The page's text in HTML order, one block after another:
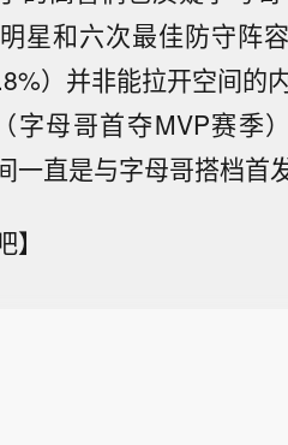
星和六次最佳防守阵
）并非能拉开空间的
字母哥首夺MVP赛季
一直是与字母哥搭档首